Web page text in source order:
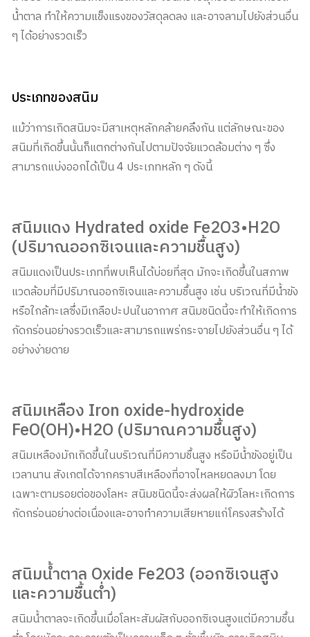
น้ำตาล ทำให้ความแข็งแรงของวัสดุลดลง และอาจลามไปยังส่วนอื่น
ๆ ได้อย่างรวดเร็ว
ประเภทของสนิม
แม้ว่าการเกิดสนิมจะมีสาเหตุหลักคล้ายคลึงกัน แต่ลักษณะของ
สนิมที่เกิดขึ้นนั้นก็แตกต่างกันไปตามปัจจัยแวดล้อมต่าง ๆ ซึ่ง
สามารถแบ่งออกได้เป็น 4 ประเภทหลัก ๆ ดังนี้
สนิมแดง Hydrated oxide Fe2O3•H2O
(ปริมาณออกซิเจนและความชื้นสูง)
สนิมแดงเป็นประเภทที่พบเห็นได้บ่อยที่สุด มักจะเกิดขึ้นในสภาพ
แวดล้อมที่มีปริมาณออกซิเจนและความชื้นสูง เช่น บริเวณที่มีน้ำขัง
หรือใกล้ทะเลซึ่งมีเกลือปะปนในอากาศ สนิมชนิดนี้จะทำให้เกิดการ
กัดกร่อนอย่างรวดเร็วและสามารถแพร่กระจายไปยังส่วนอื่น ๆ ได้
อย่างง่ายดาย
สนิมเหลือง Iron oxide-hydroxide
FeO(OH)•H2O (ปริมาณความชื้นสูง)
สนิมเหลืองมักเกิดขึ้นในบริเวณที่มีความชื้นสูง หรือมีน้ำขังอยู่เป็น
เวลานาน สังเกตได้จากคราบสีเหลืองที่อาจไหลหยดลงมา โดย
เฉพาะตามรอยต่อของโลหะ สนิมชนิดนี้จะส่งผลให้ผิวโลหะเกิดการ
กัดกร่อนอย่างต่อเนื่องและอาจทำความเสียหายแก่โครงสร้างได้
สนิมน้ำตาล Oxide Fe2O3 (ออกซิเจนสูง
และความชื้นต่ำ)
สนิมน้ำตาลจะเกิดขึ้นเมื่อโลหะสัมผัสกับออกซิเจนสูงแต่มีความชื้น